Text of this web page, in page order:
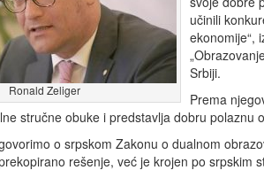
Ronald Zeliger
učinili
ekonomije“,
Srbiji.
Prema
stručne obuke i predstavlja dobru polaznu
o srpskom Zakonu o dualnom
rešenje, već je krojen po srpskim